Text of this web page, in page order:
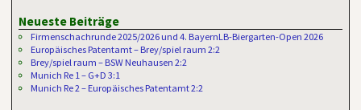
Neueste Beiträge
Firmenschachrunde 2025/2026 und 4. BayernLB-Biergarten-Open 2026
Europäisches Patentamt – Brey/spiel raum 2:2
Brey/spiel raum – BSW Neuhausen 2:2
Munich Re 1 – G+D 3:1
Munich Re 2 – Europäisches Patentamt 2:2